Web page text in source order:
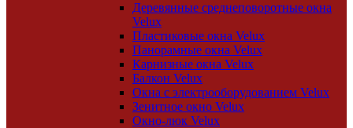
Деревянные среднеповоротные окна
Velux
Пластиковые окна Velux
Панорамные окна Velux
Карнизные окна Velux
Балкон Velux
Окна с электрооборудованием Velux
Зенитное окно Velux
Окно-люк Velux